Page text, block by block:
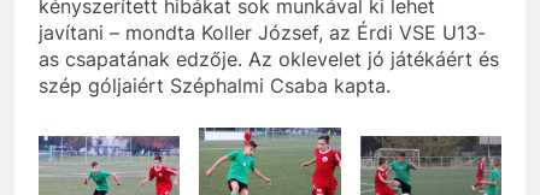
kényszerített hibákat sok munkával ki lehet
javítani – mondta Koller József, az Érdi VSE U13-
as csapatának edzője. Az oklevelet jó játékáért és
szép góljaiért Széphalmi Csaba kapta.